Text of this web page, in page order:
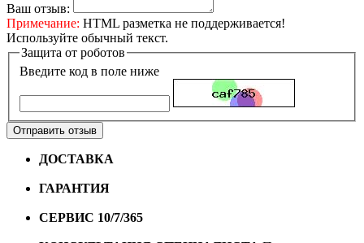
Ваш отзыв:
Примечание: HTML разметка не поддерживается!
Используйте обычный текст.
Защита от роботов
Введите код в поле ниже
Отправить отзыв
ДОСТАВКА
ГАРАНТИЯ
СЕРВИС 10/7/365